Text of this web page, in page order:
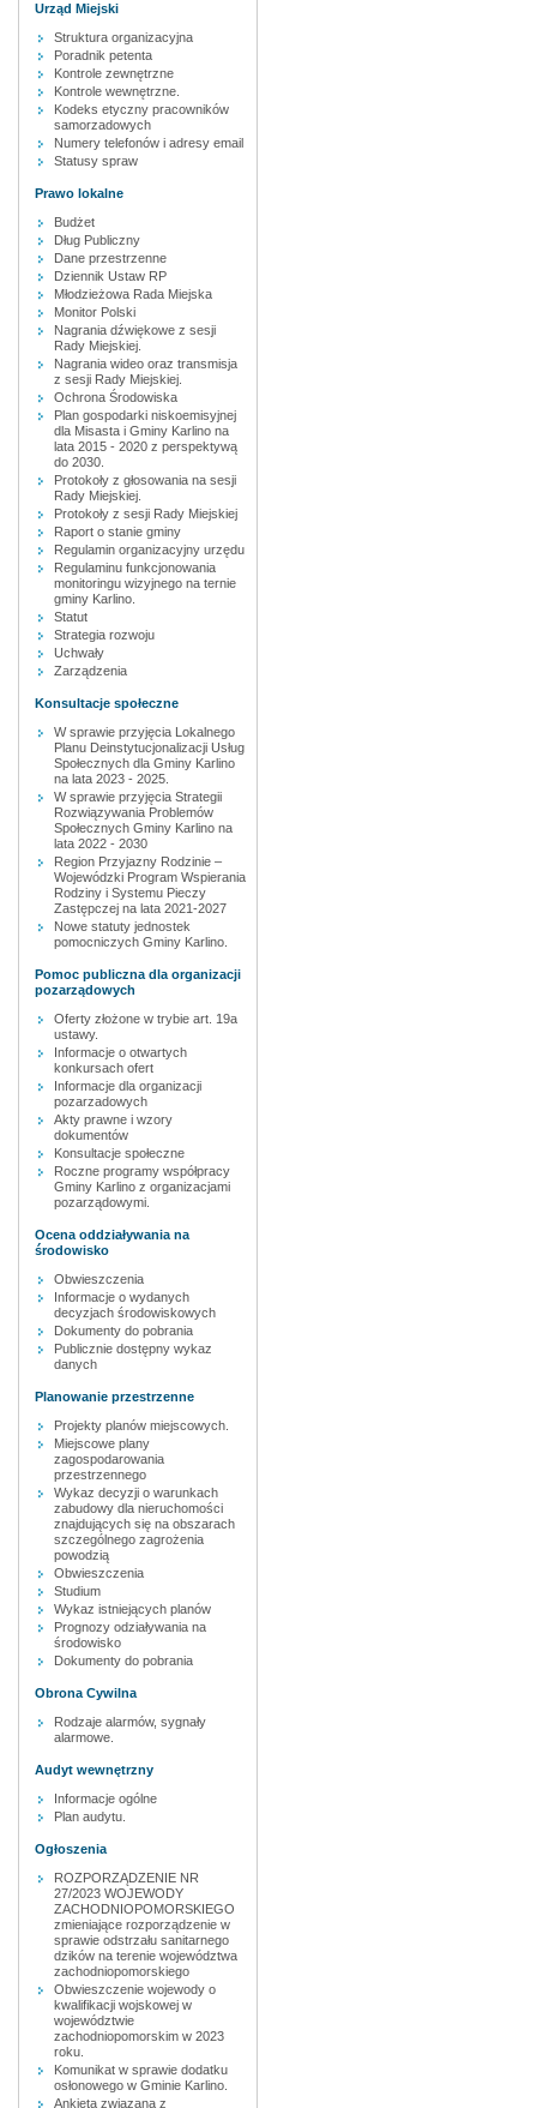
Urząd Miejski
Struktura organizacyjna
Poradnik petenta
Kontrole zewnętrzne
Kontrole wewnętrzne.
Kodeks etyczny pracowników
samorzadowych
Numery telefonów i adresy email
Statusy spraw
Prawo lokalne
Budżet
Dług Publiczny
Dane przestrzenne
Dziennik Ustaw RP
Młodzieżowa Rada Miejska
Monitor Polski
Nagrania dźwiękowe z sesji
Rady Miejskiej.
Nagrania wideo oraz transmisja
z sesji Rady Miejskiej.
Ochrona Środowiska
Plan gospodarki niskoemisyjnej
dla Misasta i Gminy Karlino na
lata 2015 - 2020 z perspektywą
do 2030.
Protokoły z głosowania na sesji
Rady Miejskiej.
Protokoły z sesji Rady Miejskiej
Raport o stanie gminy
Regulamin organizacyjny urzędu
Regulaminu funkcjonowania
monitoringu wizyjnego na ternie
gminy Karlino.
Statut
Strategia rozwoju
Uchwały
Zarządzenia
Konsultacje społeczne
W sprawie przyjęcia Lokalnego
Planu Deinstytucjonalizacji Usług
Społecznych dla Gminy Karlino
na lata 2023 - 2025.
W sprawie przyjęcia Strategii
Rozwiązywania Problemów
Społecznych Gminy Karlino na
lata 2022 - 2030
Region Przyjazny Rodzinie –
Wojewódzki Program Wspierania
Rodziny i Systemu Pieczy
Zastępczej na lata 2021-2027
Nowe statuty jednostek
pomocniczych Gminy Karlino.
Pomoc publiczna dla organizacji
pozarządowych
Oferty złożone w trybie art. 19a
ustawy.
Informacje o otwartych
konkursach ofert
Informacje dla organizacji
pozarzadowych
Akty prawne i wzory
dokumentów
Konsultacje społeczne
Roczne programy współpracy
Gminy Karlino z organizacjami
pozarządowymi.
Ocena oddziaływania na
środowisko
Obwieszczenia
Informacje o wydanych
decyzjach środowiskowych
Dokumenty do pobrania
Publicznie dostępny wykaz
danych
Planowanie przestrzenne
Projekty planów miejscowych.
Miejscowe plany
zagospodarowania
przestrzennego
Wykaz decyzji o warunkach
zabudowy dla nieruchomości
znajdujących się na obszarach
szczególnego zagrożenia
powodzią
Obwieszczenia
Studium
Wykaz istniejących planów
Prognozy odziaływania na
środowisko
Dokumenty do pobrania
Obrona Cywilna
Rodzaje alarmów, sygnały
alarmowe.
Audyt wewnętrzny
Informacje ogólne
Plan audytu.
Ogłoszenia
ROZPORZĄDZENIE NR
27/2023 WOJEWODY
ZACHODNIOPOMORSKIEGO
zmieniające rozporządzenie w
sprawie odstrzału sanitarnego
dzików na terenie województwa
zachodniopomorskiego
Obwieszczenie wojewody o
kwalifikacji wojskowej w
województwie
zachodniopomorskim w 2023
roku.
Komunikat w sprawie dodatku
osłonowego w Gminie Karlino.
Ankieta związana z